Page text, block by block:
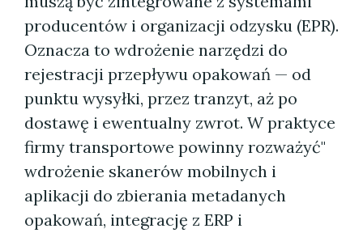
producentów i organizacji odzysku (EPR).
Oznacza to wdrożenie narzędzi do
rejestracji przepływu opakowań — od
punktu wysyłki, przez tranzyt, aż po
dostawę i ewentualny zwrot. W praktyce
firmy transportowe powinny rozważyć"
wdrożenie skanerów mobilnych i
aplikacji do zbierania metadanych
opakowań, integrację z ERP i